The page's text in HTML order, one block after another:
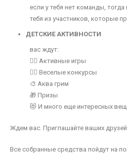
если у тебя нет команды,
тебя из участников, которые
ДЕТСКИЕ АКТИВНОСТИ
вас ждут:
🤸‍♂️ Активные игры
🤹‍♀️ Веселые конкурсы
🎨 Аква грим
🎁 Призы
😻 И много еще интересных
Ждем вас. Приглашайте ваших
Все собранные средства пойдут на